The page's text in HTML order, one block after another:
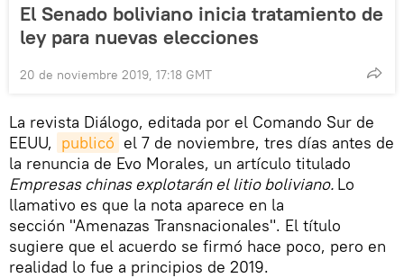
El Senado boliviano inicia tratamiento de
ley para nuevas elecciones
20 de noviembre 2019, 17:18 GMT
La revista Diálogo, editada por el Comando Sur de
EEUU, publicó el 7 de noviembre, tres días antes de
la renuncia de Evo Morales, un artículo titulado
Empresas chinas explotarán el litio boliviano. Lo
llamativo es que la nota aparece en la
sección "Amenazas Transnacionales". El título
sugiere que el acuerdo se firmó hace poco, pero en
realidad lo fue a principios de 2019.